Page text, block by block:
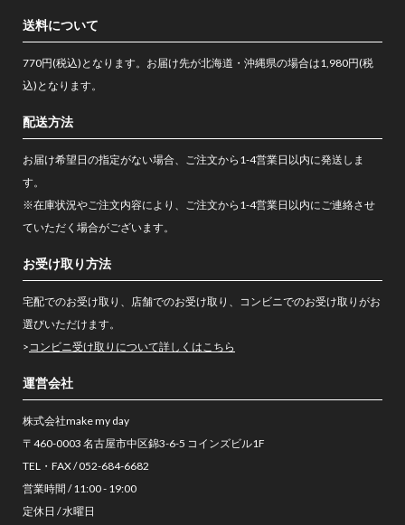
送料について
770円(税込)となります。お届け先が北海道・沖縄県の場合は1,980円(税
込)となります。
配送方法
お届け希望日の指定がない場合、ご注文から1-4営業日以内に発送しま
す。
※在庫状況やご注文内容により、ご注文から1-4営業日以内にご連絡させ
ていただく場合がございます。
お受け取り方法
宅配でのお受け取り、店舗でのお受け取り、コンビニでのお受け取りがお
選びいただけます。
>コンビニ受け取りについて詳しくはこちら
運営会社
株式会社make my day
〒460-0003 名古屋市中区錦3-6-5 コインズビル1F
TEL・FAX / 052-684-6682
営業時間 / 11:00 - 19:00
定休日 / 水曜日